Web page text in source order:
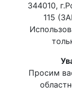
344010,
115
Просим